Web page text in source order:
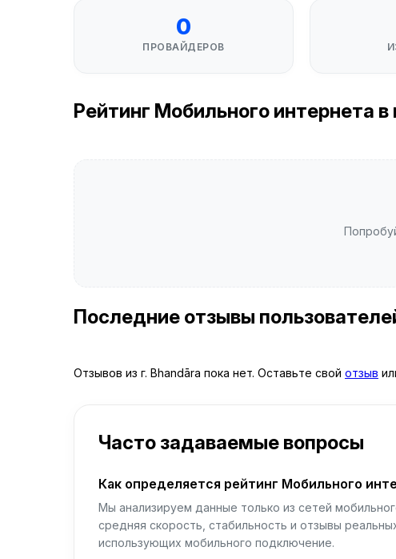
0
ПРОВАЙДЕРОВ
Рейтинг Мобильного интернета в
Последние отзывы
Отзывов из г. Bhandāra пока нет. Оставьте свой отзыв
Часто задаваемые вопросы
Как определяется рейтинг Мобильного
Мы анализируем данные только из сетей
средняя скорость, стабильность и отзывы
использующих мобильного подключение.